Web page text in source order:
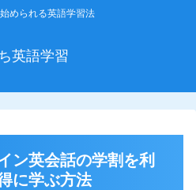
められる英語学習法
英語学習
ン英会話の学割を利
に学ぶ方法